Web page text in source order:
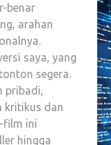
INILAH
TERBAIK
YANG
WAJIB
ANDA
benar
arahan
saya, yang
segera.
pribadi,
kritikus dan
film ini
hingga